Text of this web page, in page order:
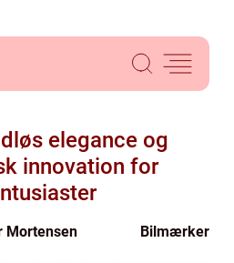
elegance og
innovation for
Mortensen Bilmærker